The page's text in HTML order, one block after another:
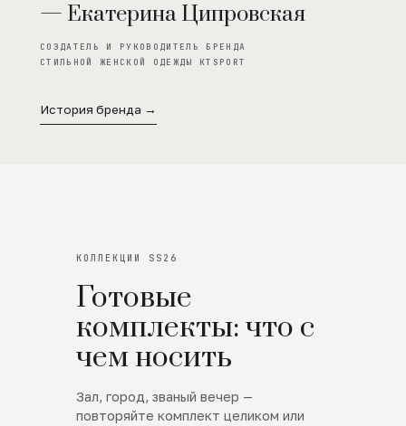
— Екатерина Ципровская
СОЗДАТЕЛЬ И РУКОВОДИТЕЛЬ БРЕНДА
СТИЛЬНОЙ ЖЕНСКОЙ ОДЕЖДЫ KTSPORT
История бренда →
КОЛЛЕКЦИИ SS26
Готовые
комплекты: что с
чем носить
Зал, город, званый вечер —
повторяйте комплект целиком или